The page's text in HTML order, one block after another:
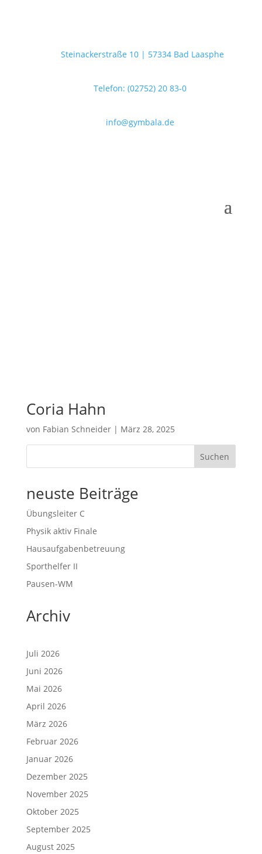
Steinackerstraße 10 | 57334 Bad Laasphe
Telefon: (02752) 20 83-0
info@gymbala.de
Coria Hahn
von Fabian Schneider| März 28, 2025
Suchen
neuste Beiträge
Übungsleiter C
Physik aktiv Finale
Hausaufgabenbetreuung
Sporthelfer II
Pausen-WM
Archiv
Juli 2026
Juni 2026
Mai 2026
April 2026
März 2026
Februar 2026
Januar 2026
Dezember 2025
November 2025
Oktober 2025
September 2025
August 2025